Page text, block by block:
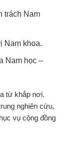
trách Nam
Nam khoa.
Nam học –
từ khắp nơi.
nghiên cứu,
vụ cộng đồng